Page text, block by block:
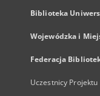
Biblioteka
Wojewódzka i
Federacja
Uczestnicy Projektu